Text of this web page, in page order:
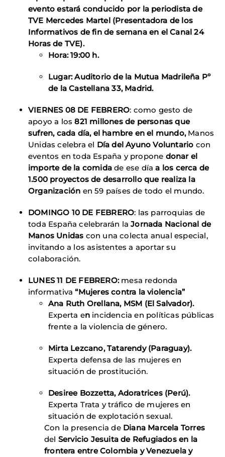
evento estará conducido por la periodista de
TVE Mercedes Martel (Presentadora de los
Informativos de fin de semana en el Canal 24
Horas de TVE).
Hora: 19:00 h.
Lugar: Auditorio de la Mutua Madrileña Pº
de la Castellana 33, Madrid.
VIERNES 08 DE FEBRERO: como gesto de
apoyo a los821 millones de personas que
sufren, cada día, el hambre en el mundo, Manos
Unidas celebra el Día del Ayuno Voluntario con
eventos en toda España y propone donar el
importe de la comida de ese díaa los cerca de
1.500 proyectos de desarrollo que realiza la
Organización en 59 países de todo el mundo.
DOMINGO 10 DE FEBRERO: las parroquias de
toda España celebrarán laJornada Nacional de
Manos Unidas con una colecta anual especial,
invitando a los asistentes a aportar su
colaboración.
LUNES 11 DE FEBRERO: mesa redonda
informativa “Mujeres contra la violencia”
Ana Ruth Orellana, MSM (El Salvador).
Experta en incidencia en políticas públicas
frente a la violencia de género.
Mirta Lezcano, Tatarendy (Paraguay).
Experta defensa de las mujeres en
situación de prostitución.
Desiree Bozzetta, Adoratrices (Perú).
Experta Trata y tráfico de mujeres en
situación de explotación sexual.
Con la presencia de Diana Marcela Torres
del Servicio Jesuita de Refugiados en la
frontera entre Colombia y Venezuela y